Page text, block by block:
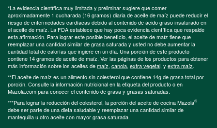
*La evidencia científica muy limitada y preliminar sugiere que comer
aproximadamente 1 cucharada (16 gramos) diaria de aceite de maíz puede reducir el
riesgo de enfermedades cardíacas debido al contenido de ácido graso insaturado en
el aceite de maíz. La FDA establece que hay poca evidencia científica que respalde
esta afirmación. Para lograr este posible beneficio, el aceite de maíz tiene que
reemplazar una cantidad similar de grasa saturada y usted no debe aumentar la
cantidad total de calorías que ingiere en un día. Una porción de este producto
contiene 14 gramos de aceite de maíz. Ver las páginas de los productos para obtener
más información sobre los aceites demaíz, canola, extra vegetal, y extra maíz.
**El aceite de maíz es un alimento sin colesterol que contiene 14g de grasa total por
porción. Consulte la información nutricional en la etiqueta del producto o en
Mazola.com para conocer el contenido de grasa y grasas saturadas.
***Para lograr la reducción del colesterol, la porción del aceite de cocina Mazola®
debe ser parte de una dieta saludable y reemplazar una cantidad similar de
mantequilla u otro aceite con mayor grasa saturada.